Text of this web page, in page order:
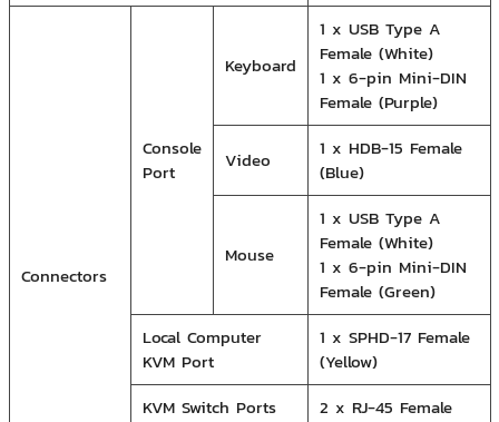
Connectors
Console
Port
Keyboard
1 x USB Type A
Female (White)
1 x 6-pin Mini-DIN
Female (Purple)
Video
1 x HDB-15 Female
(Blue)
Mouse
1 x USB Type A
Female (White)
1 x 6-pin Mini-DIN
Female (Green)
Local Computer
KVM Port
1 x SPHD-17 Female
(Yellow)
KVM Switch Ports
2 x RJ-45 Female